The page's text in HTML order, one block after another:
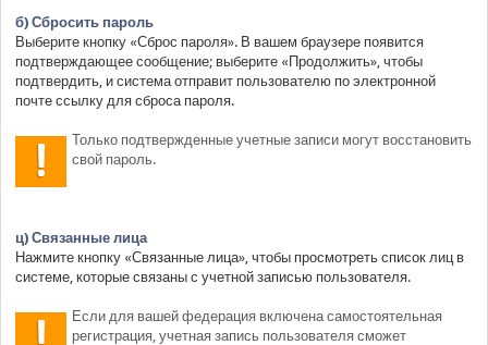
б) Сбросить пароль
Выберите кнопку «Сброс пароля». В вашем браузере появится
подтверждающее сообщение; выберите «Продолжить», чтобы
подтвердить, и система отправит пользователю по электронной
почте ссылку для сброса пароля.
Только подтвержденные учетные записи могут восстановить
свой пароль.
ц) Связанные лица
Нажмите кнопку «Связанные лица», чтобы просмотреть список лиц в
системе, которые связаны с учетной записью пользователя.
Если для вашей федерация включена самостоятельная
регистрация, учетная запись пользователя сможет